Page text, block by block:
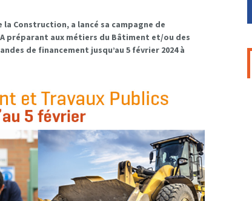
Construction, a lancé sa campagne de
préparant aux métiers du Bâtiment et/ou des
de financement jusqu’au 5 février 2024à